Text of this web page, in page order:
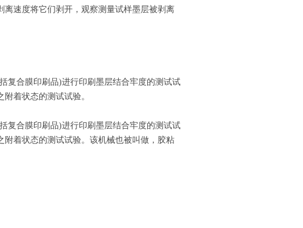
速度将它们剥开，观察测量试样墨层被剥离
合膜印刷品)进行印刷墨层结合牢度的测试试
着状态的测试试验。
合膜印刷品)进行印刷墨层结合牢度的测试试
着状态的测试试验。该机械也被叫做，胶粘